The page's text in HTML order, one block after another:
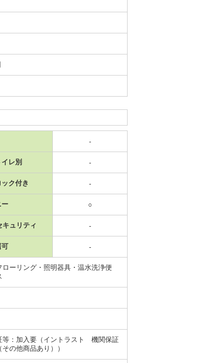
-
レ別 -
ク付き -
ー ○
キュリティ -
可 -
ーリング・照明器具・温水洗浄便
等：加入要（イントラスト 機関保証
の他商品あり））